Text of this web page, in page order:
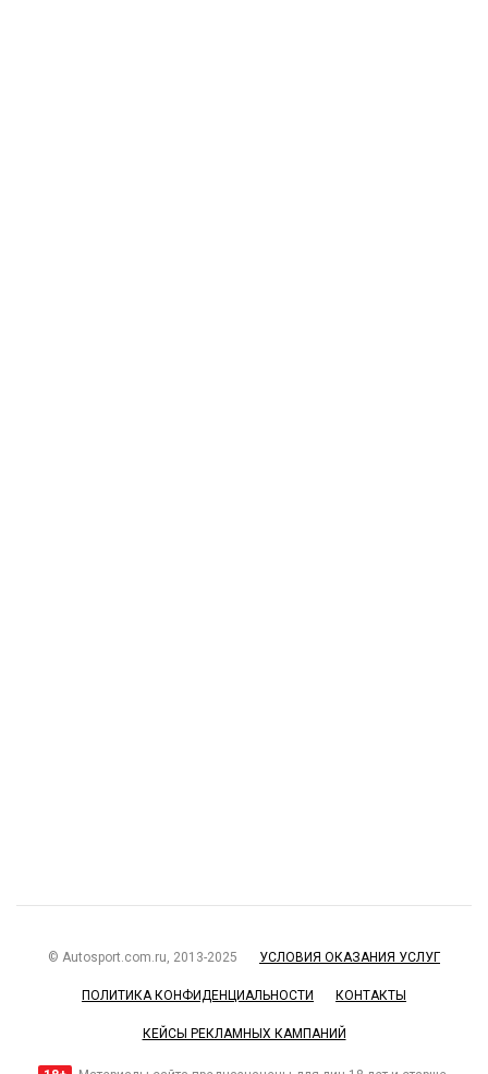
© Autosport.com.ru, 2013-2025 УСЛОВИЯ ОКАЗАНИЯ УСЛУГ
ПОЛИТИКА КОНФИДЕНЦИАЛЬНОСТИ КОНТАКТЫ
КЕЙСЫ РЕКЛАМНЫХ КАМПАНИЙ